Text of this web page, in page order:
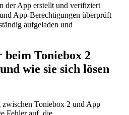
der App erstellt und verifiziert
App-Berechtigungen überprüft
aufgeladen und
beim Toniebox 2
wie sie sich lösen
Toniebox 2 und App
Fehler auf, die